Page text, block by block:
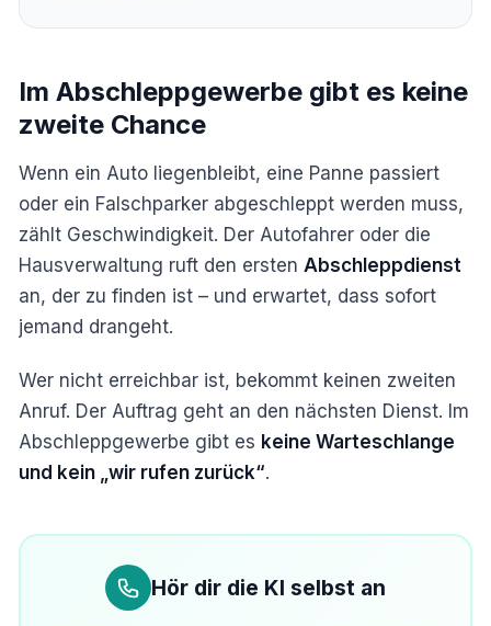
Im Abschleppgewerbe gibt es keine
zweite Chance
Wenn ein Auto liegenbleibt, eine Panne passiert
oder ein Falschparker abgeschleppt werden muss,
zählt Geschwindigkeit. Der Autofahrer oder die
Hausverwaltung ruft den ersten Abschleppdienst
an, der zu finden ist – und erwartet, dass sofort
jemand drangeht.
Wer nicht erreichbar ist, bekommt keinen zweiten
Anruf. Der Auftrag geht an den nächsten Dienst. Im
Abschleppgewerbe gibt es keine Warteschlange
und kein „wir rufen zurück“.
Hör dir die KI selbst an